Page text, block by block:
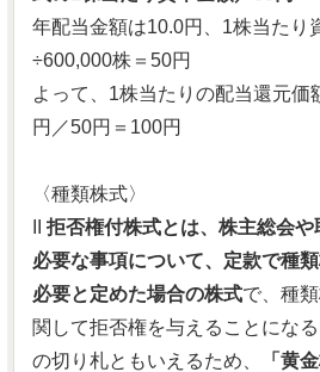
年配当金額は10.0円、1株当たり
÷600,000株＝50円
よって、1株当たりの配当還元価
円／50円＝100円
〈種類株式〉
拒否権付株式とは、株主総会
必要な事項について、定款で種
必要と定めた場合の株式で、種
関して拒否権を与えることにな
の切り札ともいえるため、
「黄